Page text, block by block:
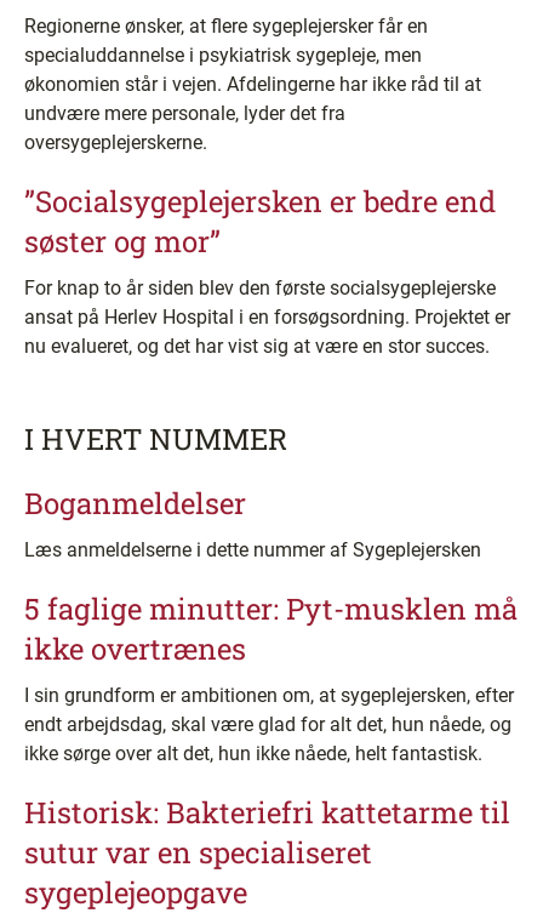
Regionerne ønsker, at flere sygeplejersker får en
specialuddannelse i psykiatrisk sygepleje, men
økonomien står i vejen. Afdelingerne har ikke råd til at
undvære mere personale, lyder det fra
oversygeplejerskerne.
”Socialsygeplejersken er bedre end
søster og mor”
For knap to år siden blev den første socialsygeplejerske
ansat på Herlev Hospital i en forsøgsordning. Projektet er
nu evalueret, og det har vist sig at være en stor succes.
I HVERT NUMMER
Boganmeldelser
Læs anmeldelserne i dette nummer af Sygeplejersken
5 faglige minutter: Pyt-musklen må
ikke overtrænes
I sin grundform er ambitionen om, at sygeplejersken, efter
endt arbejdsdag, skal være glad for alt det, hun nåede, og
ikke sørge over alt det, hun ikke nåede, helt fantastisk.
Historisk: Bakteriefri kattetarme til
sutur var en specialiseret
sygeplejeopgave